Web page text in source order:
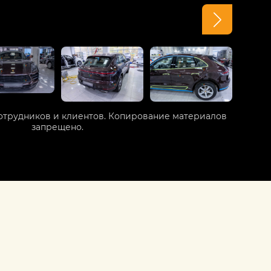
и клиентов. Копирование материалов
запрещено.